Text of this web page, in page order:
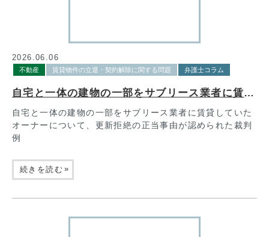
2026.06.06
賃貸物件の立退・契約解除に関する問題 弁護士コラム
不動産
自宅と一体の建物の一部をサブリース業者に賃貸していたオーナーについて、更新拒絶の正当事由が認められた裁判例
自宅と一体の建物の一部をサブリース業者に賃貸していた
オーナーについて、更新拒絶の正当事由が認められた裁判
例
続きを読む »